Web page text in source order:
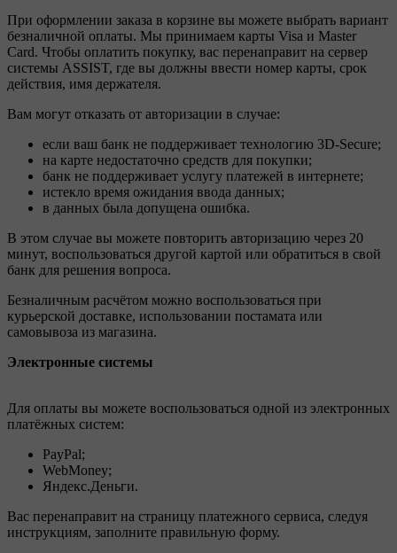
При оформлении заказа в корзине вы можете выбрать вариант
безналичной оплаты. Мы принимаем карты Visa и Master
Card. Чтобы оплатить покупку, вас перенаправит на сервер
системы ASSIST, где вы должны ввести номер карты, срок
действия, имя держателя.
Вам могут отказать от авторизации в случае:
если ваш банк не поддерживает технологию 3D-Secure;
на карте недостаточно средств для покупки;
банк не поддерживает услугу платежей в интернете;
истекло время ожидания ввода данных;
в данных была допущена ошибка.
В этом случае вы можете повторить авторизацию через 20
минут, воспользоваться другой картой или обратиться в свой
банк для решения вопроса.
Безналичным расчётом можно воспользоваться при
курьерской доставке, использовании постамата или
самовывоза из магазина.
Электронные системы
Для оплаты вы можете воспользоваться одной из электронных
платёжных систем:
PayPal;
WebMoney;
Яндекс.Деньги.
Вас перенаправит на страницу платежного сервиса, следуя
инструкциям, заполните правильную форму.